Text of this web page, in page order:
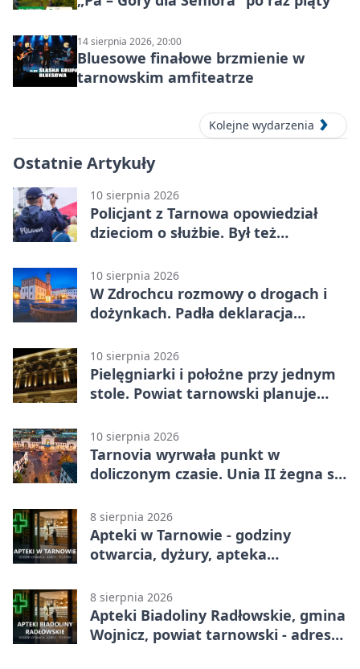
14 sierpnia 2026, 20:00
Bluesowe finałowe brzmienie w
tarnowskim amfiteatrze
Kolejne wydarzenia
Ostatnie Artykuły
10 sierpnia 2026
Policjant z Tarnowa opowiedział
dzieciom o służbie. Był też
10 sierpnia 2026
W Zdrochcu rozmowy o drogach i
dożynkach. Padła deklaracja
10 sierpnia 2026
Pielęgniarki i położne przy jednym
stole. Powiat tarnowski planuje
10 sierpnia 2026
Tarnovia wyrwała punkt w
doliczonym czasie. Unia II żegna się
8 sierpnia 2026
Apteki w Tarnowie - godziny
otwarcia, dyżury, apteka
8 sierpnia 2026
Apteki Biadoliny Radłowskie, gmina
Wojnicz, powiat tarnowski - adresy,